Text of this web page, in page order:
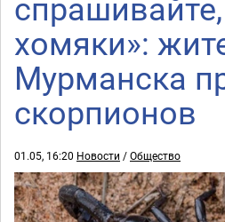
хомяки»:
Мурманска
скорпионов
01.05, 16:20 Новости /Общество